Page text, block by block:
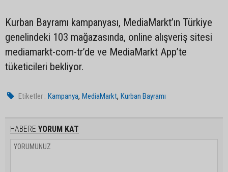
Kurban Bayramı kampanyası, MediaMarkt’ın Türkiye
genelindeki 103 mağazasında, online alışveriş sitesi
mediamarkt-com-tr’de ve MediaMarkt App’te
tüketicileri bekliyor.
Etiketler : Kampanya,MediaMarkt,Kurban Bayramı
HABERE YORUM KAT